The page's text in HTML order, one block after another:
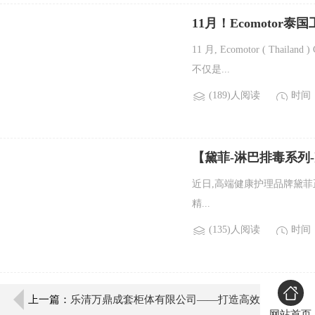
11月！Ecomotor泰国
11 月, Ecomotor ( Thailand
不仅是...
(189)人阅读 时间
【黛菲-淋巴排毒系
近日,高端健康护理品牌黛
精...
(135)人阅读 时间
上一篇： 乐清万鼎成套柜体有限公司——打造高效